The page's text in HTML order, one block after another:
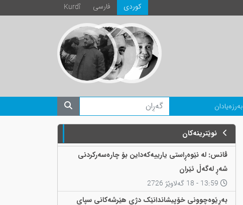
Kurdî فارسی كوردی
بەرزەیادان
نوێترینەکان
ڤانس: لە نێوەڕاستی یارییەکەداین بۆ چارەسەرکردنی
شەڕ لەگەڵ ئێران
بەڕێوەچوونی خۆپیشاندانێک دژی هێرشەکانی سپای